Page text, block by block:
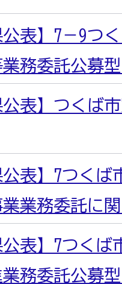
公表】7－9つ
業務委託公募
公表】つくば
公表】7つく
業務委託に
公表】7つく
務委託公募